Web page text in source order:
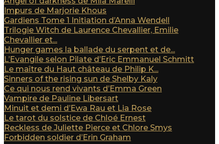
Impurs de Marjorie Khous
Gardiens Tome 1 Initiation d’Anna Wendell
Trilogie Witch de Laurence Chevallier, Emilie
Chevallier et...
Hunger games la ballade du serpent et de...
L’Evangile selon Pilate d’Eric Emmanuel Schmitt
Le maître du Haut château de Philip K...
Sinners of the rising sun de Shelby Kaly
Ce qui nous rend vivants d’Emma Green
Vampire de Pauline Libersart
Minuit et demi d’Ewa Rau et Lia Rose
Le tarot du solstice de Chloé Ernest
Reckless de Juliette Pierce et Chlore Smys
Forbidden soldier d’Erin Graham